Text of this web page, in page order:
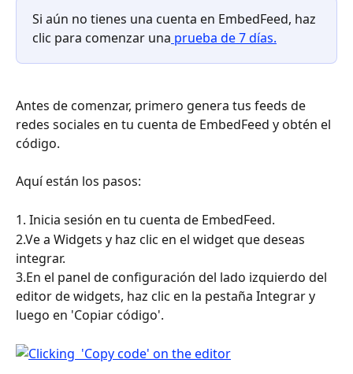
Si aún no tienes una cuenta en EmbedFeed, haz
clic para comenzar una prueba de 7 días.
Antes de comenzar, primero genera tus feeds de
redes sociales en tu cuenta de EmbedFeed y obtén el
código.
Aquí están los pasos:
1. Inicia sesión en tu cuenta de EmbedFeed.
2.Ve a Widgets y haz clic en el widget que deseas
integrar.
3.En el panel de configuración del lado izquierdo del
editor de widgets, haz clic en la pestaña Integrar y
luego en 'Copiar código'.